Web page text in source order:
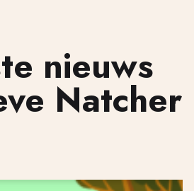
nieuws
Natcher